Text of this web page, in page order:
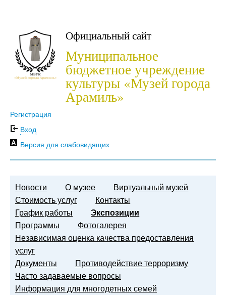
Официальный сайт
Муниципальное
бюджетное учреждение
культуры «Музей города
Арамиль»
Регистрация
Вход
Версия для слабовидящих
Новости О музее
Виртуальный музей
Стоимость услуг
Контакты
График работы
Экспозиции
Программы
Фотогалерея
Независимая оценка качества предоставления
услуг
Документы
Противодействие терроризму
Часто задаваемые вопросы
Информация для многодетных семей